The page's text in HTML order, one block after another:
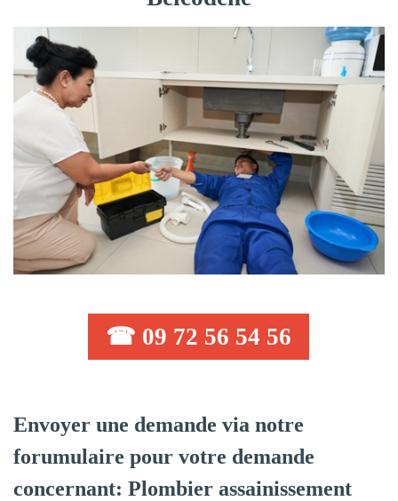
☎ 09 72 56 54 56
Envoyer une demande via notre
forumulaire pour votre demande
concernant: Plombier assainissement